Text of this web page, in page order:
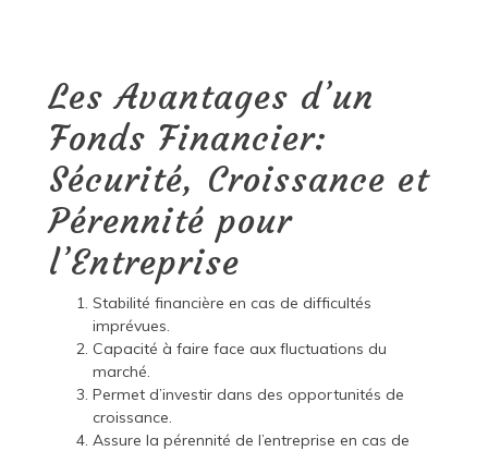
Les Avantages d’un
Fonds Financier:
Sécurité, Croissance et
Pérennité pour
l’Entreprise
Stabilité financière en cas de difficultés
imprévues.
Capacité à faire face aux fluctuations du
marché.
Permet d’investir dans des opportunités de
croissance.
Assure la pérennité de l’entreprise en cas de